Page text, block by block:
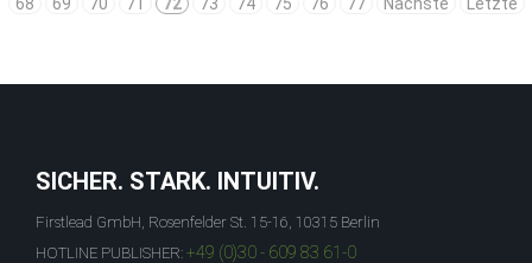
SICHER. STARK. INTUITIV.
Firstlead GmbH, Rosenfelder St. 15-16, 10315 Berlin
HOTLINE PUBLISHER: +49 (0)30 - 609 83 61-0